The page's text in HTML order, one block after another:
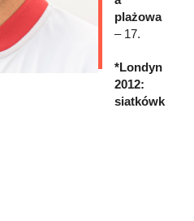
plażowa
– 17.
*Londyn
2012:
siatkówk